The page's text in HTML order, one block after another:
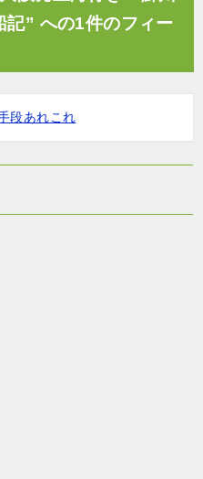
” への1件のフィー
段あれこれ